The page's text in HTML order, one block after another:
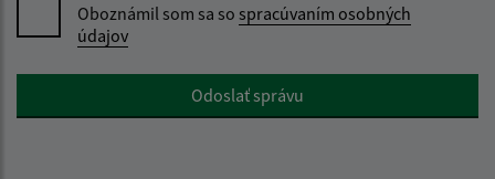
Oboznámil som sa so spracúvaním osobných
údajov
Google reCaptcha ResponseOdoslať správu